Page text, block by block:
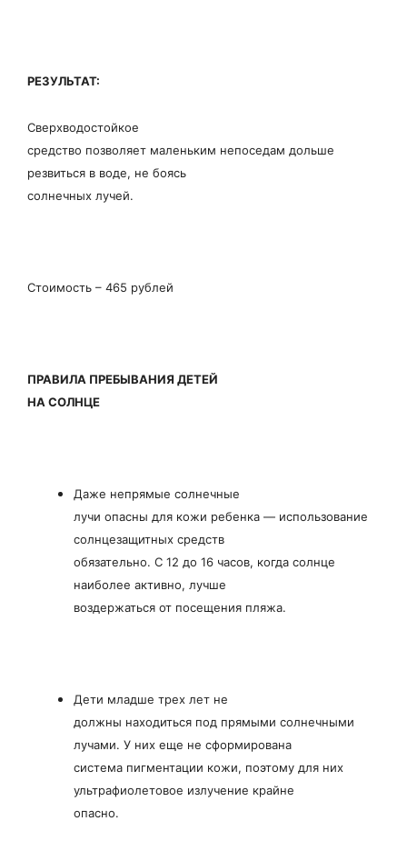
РЕЗУЛЬТАТ:
Сверхводостойкое
средство позволяет маленьким непоседам дольше
резвиться в воде, не боясь
солнечных лучей.
Стоимость – 465 рублей
ПРАВИЛА ПРЕБЫВАНИЯ ДЕТЕЙ
НА СОЛНЦЕ
Даже непрямые солнечные
лучи опасны для кожи ребенка — использование
солнцезащитных средств
обязательно. С 12 до 16 часов, когда солнце
наиболее активно, лучше
воздержаться от посещения пляжа.
Дети младше трех лет не
должны находиться под прямыми солнечными
лучами. У них еще не сформирована
система пигментации кожи, поэтому для них
ультрафиолетовое излучение крайне
опасно.